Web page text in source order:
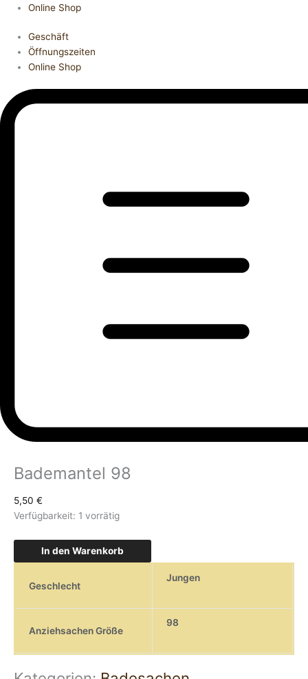
Online Shop
Geschäft
Öffnungszeiten
Online Shop
Bademantel 98
5,50 €
Verfügbarkeit: 1 vorrätig
In den Warenkorb
Geschlecht
Jungen
Anziehsachen Größe
98